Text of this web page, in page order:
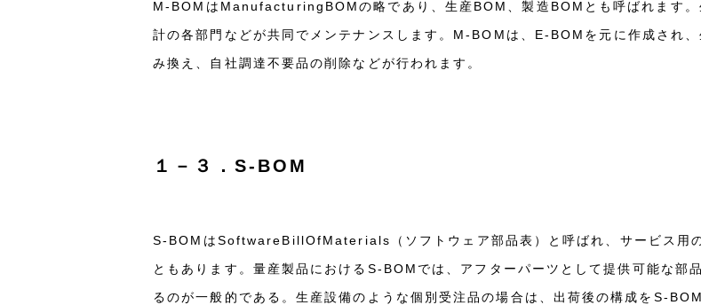
M-BOMはManufacturingBOMの略であり、生産BOM、製造BOMとも呼ばれます。
計の各部門などが共同でメンテナンスします。M-BOMは、E-BOMを元に作成され
み換え、自社調達不要品の削除などが行われます。
１－３．S-BOM
S-BOMはSoftwareBillOfMaterials（ソフトウェア部品表）と呼ばれ、サービス用
ともあります。量産製品におけるS-BOMでは、アフターパーツとして提供可能な部
るのが一般的である。生産設備のような個別受注品の場合は、出荷後の構成をS-